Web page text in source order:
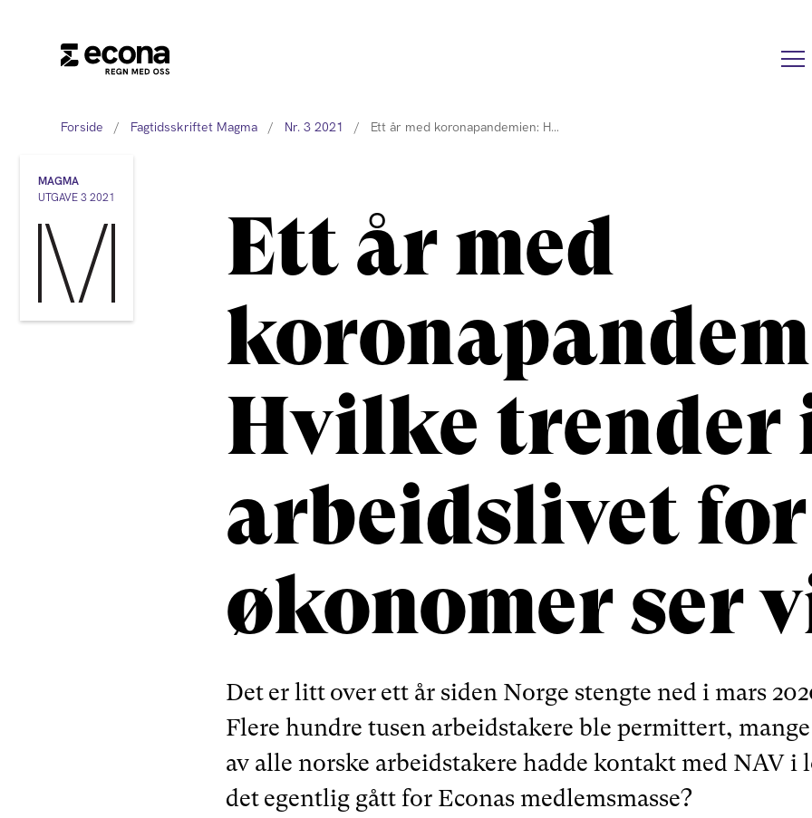
Forside / Fagtidsskriftet Magma / Nr. 3 2021 / Ett år med koronapandemien: H…
MAGMA
UTGAVE 3 2021
Ett år med
Hvilke trender
arbeidslivet for
økonomer ser
Det er litt over ett år siden Norge stengte ned i mars
Flere hundre tusen arbeidstakere ble permittert,
av alle norske arbeidstakere hadde kontakt med NAV i
det egentlig gått for Econas medlemsmasse?